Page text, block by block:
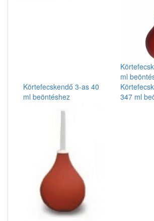
ml
Körtefecskendő 3-as 40
ml beöntéshez
347 ml